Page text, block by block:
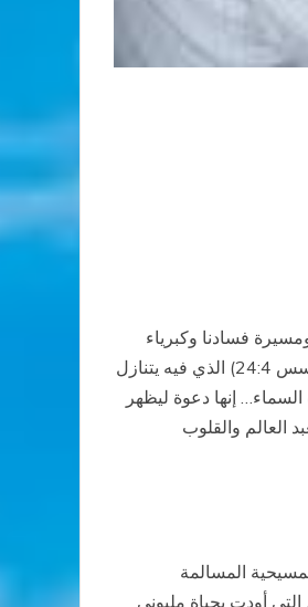
فسادنا وكبرياء
صداقاتنا ومصالح أنانياتنا وحقد غيرتنا وبغض أفكارنا وقتلنا أبرياء الحقيقة، إنها الإنسان العتيق كما يقول بولس الرسول، فكانت القيامة، الإنسان الجديد (افسس 24:4) الذي فيه يتنازل
إنها دعوة ليظهر
العالم والقلوب
المسيحية المسالمة
فيه تعرضوا إلى طرد ونهب وتهجير وقتل في إبادة جماعية لم يسجل مثلها التاريخ إلا قبل مائة عام حيث الإبادة الأولى (1915-1917)، التي أودت بحياة مليوني